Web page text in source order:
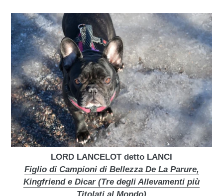
LORD LANCELOT detto LANCI
Figlio di Campioni di Bellezza De La Parure,
Kingfriend e Dicar (Tre degli Allevamenti più
Titolati al Mondo)